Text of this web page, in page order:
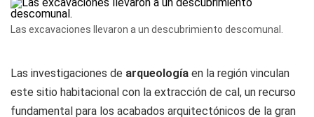
Las excavaciones llevaron a un descubrimiento descomunal.
Las investigaciones de arqueología en la región vinculan
este sitio habitacional con la extracción de cal, un recurso
fundamental para los acabados arquitectónicos de la gran